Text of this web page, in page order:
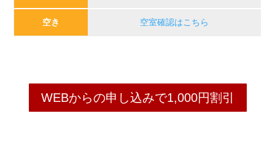
空き 空室確認はこちら
WEBからの申し込みで1,000円割引